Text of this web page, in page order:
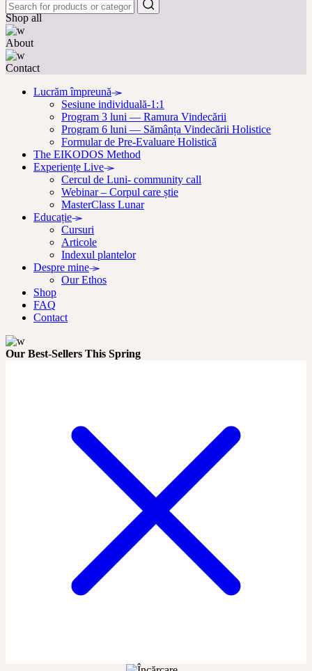
Shop all
About
Contact
Lucrăm împreună
Sesiune individuală-1:1
Program 3 luni — Ramura Vindecării
Program 6 luni — Sămânța Vindecării Holistice
Formular de Pre-Evaluare Holistică
The EIKODOS Method
Experiențe Live
Cercul de Luni- community call
Webinar – Corpul care știe
MasterClass Lunar
Educație
Cursuri
Articole
Indexul plantelor
Despre mine
Our Ethos
Shop
FAQ
Contact
Our Best-Sellers This Spring